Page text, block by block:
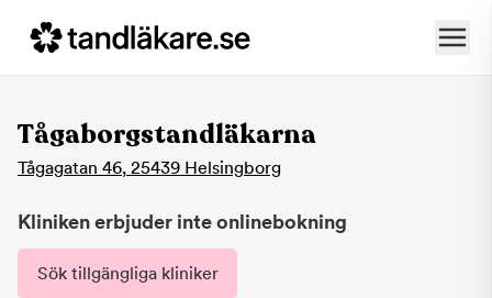
Tågaborgstandläkarna
Tågagatan 46, 25439 Helsingborg
Kliniken erbjuder inte onlinebokning
Sök tillgängliga kliniker